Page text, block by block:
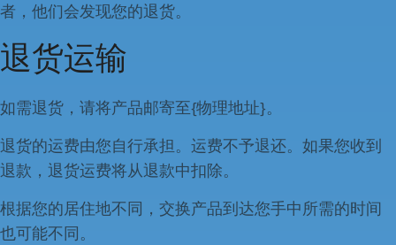
者，他们会发现您的退货。
退货运输
如需退货，请将产品邮寄至{物理地址}。
退货的运费由您自行承担。运费不予退还。如果您收到
退款，退货运费将从退款中扣除。
根据您的居住地不同，交换产品到达您手中所需的时间
也可能不同。